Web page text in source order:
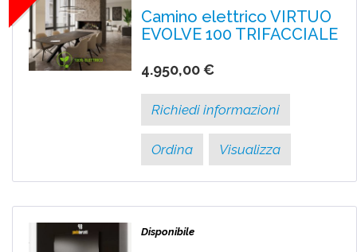
Camino elettrico VIRTUO
EVOLVE 100 TRIFACCIALE
4.950,00 €
Richiedi informazioni
Ordina Visualizza
Disponibile